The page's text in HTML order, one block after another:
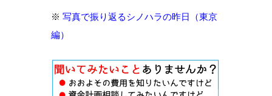
※ 写真で振り返るシノハラの昨日（東京
編）